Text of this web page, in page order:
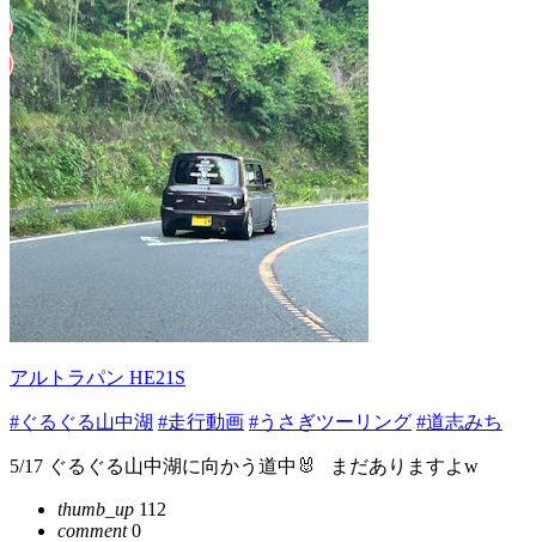
アルトラパン HE21S
#ぐるぐる山中湖 #走行動画 #うさぎツーリング #道志みち
5/17 ぐるぐる山中湖に向かう道中🐰⁡ ⁡⁡ ⁡ まだありますよw
thumb_up 112
comment0